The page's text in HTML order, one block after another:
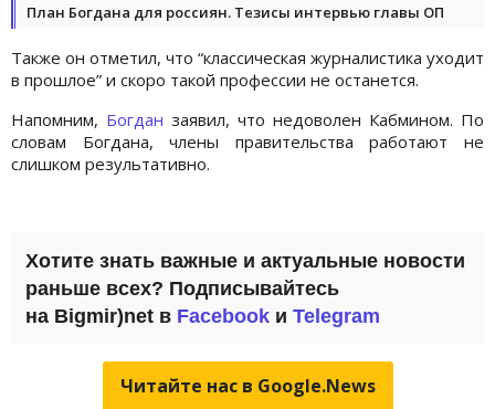
План Богдана для россиян. Тезисы интервью главы ОП
Также он отметил, что “классическая журналистика уходит
в прошлое” и скоро такой профессии не останется.
Напомним, Богдан заявил, что недоволен Кабмином. По
словам Богдана, члены правительства работают не
слишком результативно.
Хотите знать важные и актуальные новости
раньше всех? Подписывайтесь
на Bigmir)net в Facebook и Telegram
Читайте нас в Google.News